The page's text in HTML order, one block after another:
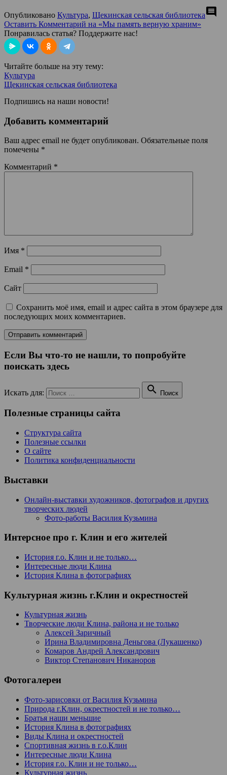
Опубликовано Культура, Щекинская сельская библиотекаcomment
Оставить Комментарий на «Мы память верную храним»
Понравилась статья? Поддержите нас!
Читайте больше на эту тему:
Культура
Щекинская сельская библиотека
Подпишись на наши новости!
Добавить комментарий
Ваш адрес email не будет опубликован. Обязательные поля
помечены *
Комментарий *
Имя *
Email *
Сайт
Сохранить моё имя, email и адрес сайта в этом браузере для
последующих моих комментариев.
Если Вы что-то не нашли, то попробуйте
поискать здесь
Искать для:  Поиск
Полезные страницы сайта
Структура сайта
Полезные ссылки
О сайте
Политика конфиденциальности
Выставки
Онлайн-выставки художников, фотографов и других
творческих людей
Фото-работы Василия Кузьмина
Интерсное про г. Клин и его жителей
История г.о. Клин и не только…
Интересные люди Клина
История Клина в фотографиях
Культурная жизнь г.Клин и окрестностей
Культурная жизнь
Творческие люди Клина, района и не только
Алексей Заричный
Ирина Владимировна Деньгова (Лукашенко)
Комаров Андрей Александрович
Виктор Степанович Никаноров
Фотогалереи
Фото-зарисовки от Василия Кузьмина
Природа г.Клин, окрестностей и не только…
Братья наши меньшие
История Клина в фотографиях
Виды Клина и окрестностей
Спортивная жизнь в г.о.Клин
Интересные люди Клина
История г.о. Клин и не только…
Культурная жизнь